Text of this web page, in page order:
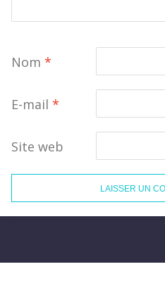
Nom *
E-mail *
Site web